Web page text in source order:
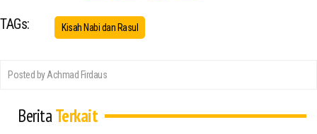
TAGs: Kisah Nabi dan Rasul
Posted by Achmad Firdaus
BeritaTerkait